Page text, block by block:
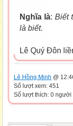
Nghĩa là: Biết
là biết.
Lê Quý Đôn
Lê Hồng Minh @
Số lượt xem: 451
Số lượt thích: 0 người